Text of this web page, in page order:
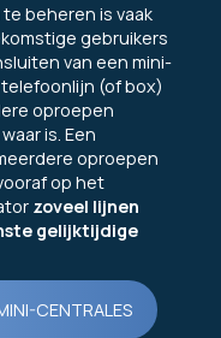
beheren is vaak
gebruikers
van een mini-
(of box)
oproepen
is. Een
oproepen
op het
zoveel lijnen
gelijktijdige
CENTRALES